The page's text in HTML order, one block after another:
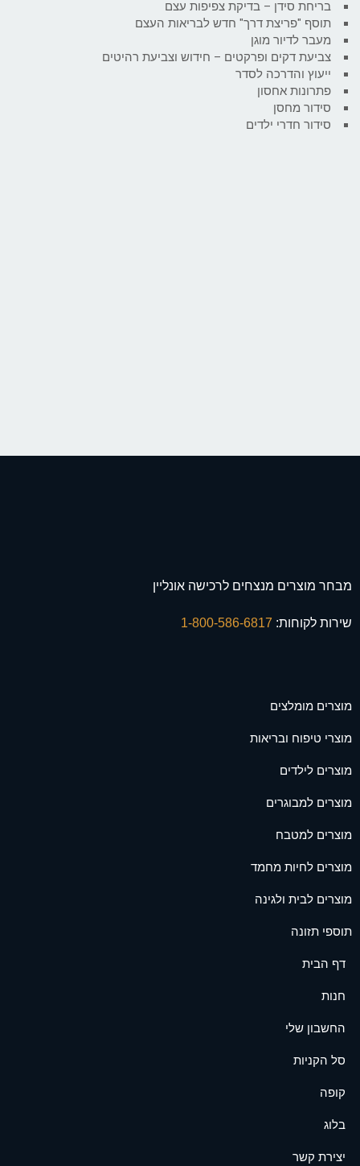
בריחת סידן – בדיקת צפיפות עצם
תוסף "פריצת דרך" חדש לבריאות העצם
מעבר לדיור מוגן
צביעת דקים ופרקטים – חידוש וצביעת רהיטים
ייעוץ והדרכה לסדר
פתרונות אחסון
סידור מחסן
סידור חדרי ילדים
מבחר מוצרים מנצחים לרכישה אונליין
שירות לקוחות:
מוצרים מומלצים
מוצרי טיפוח ובריאות
מוצרים לילדים
מוצרים למבוגרים
מוצרים למטבח
מוצרים לחיות מחמד
מוצרים לבית ולגינה
תוספי תזונה
דף הבית
חנות
החשבון שלי
סל הקניות
קופה
בלוג
יצירת קשר